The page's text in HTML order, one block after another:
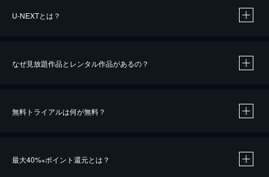
U-NEXTとは？
なぜ見放題作品とレンタル作品があるの？
無料トライアルは何が無料？
最大40%※ポイント還元とは？